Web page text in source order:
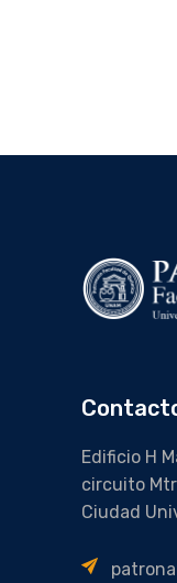
Edificio H
circuito
Ciudad